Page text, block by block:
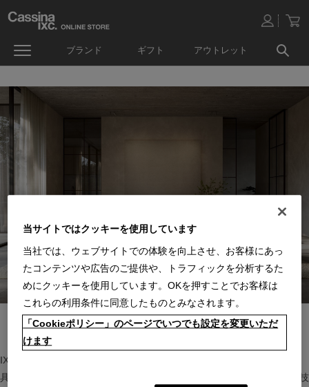
ブランド ギフト アウトレット
IXC（イクスシー）は、”Emotional Minimalism”を掲げるグローバル家
具ブランド。ヨーロッパの家具文化と日本の美意識を融合し、素材や技
当サイトではクッキーを使用しています
当社では、ウェブサイトでの体験を向上させ、お客様にあっ
たコンテンツや広告のご提供や、トラフィックを分析するた
めにクッキーを使用しています。OKを押すことでお客様は
これらの利用条件に同意したものとみなされます。
「Cookieポリシー」のページでいつでも設定を変更いただ
けます